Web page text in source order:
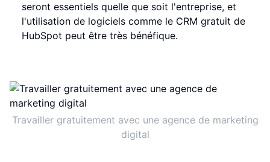
seront essentiels quelle que soit l'entreprise, et
l'utilisation de logiciels comme le CRM gratuit de
HubSpot peut être très bénéfique.
Travailler gratuitement avec une agence de marketing
digital